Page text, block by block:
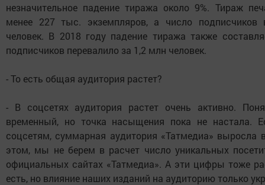
незначительное падение тиража около 9%. Тираж
менее 227 тыс. экземпляров, а число
человек. В 2018 году падение тиража также
подписчиков перевалило за 1,2 млн человек.
- То есть общая аудитория растет?
- В соцсетях аудитория растет очень активно.
временный, но точка насыщения пока не настала.
соцсетям, суммарная аудитория «Татмедиа» выросла
этом, мы не берем в расчет число уникальных
официальных сайтах «Татмедиа». А эти цифры тоже
есть, но влияние наших изданий на аудиторию только